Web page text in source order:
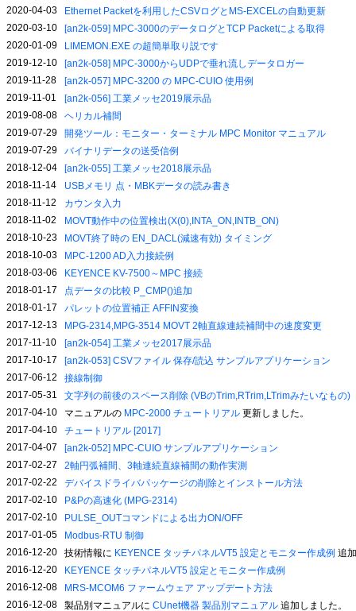
2020-04-03
Ethernet Packetを利用したCSVログとMS-EXCELの自動更新
2020-03-10
[an2k-059] MPC-3000のデータログとTCP Packetによる取得
2020-01-09
LIMEMON.EXE の超簡単取り説です
2019-12-10
[an2k-058] MPC-3000からUDPで垂れ流しデータロガー
2019-11-28
[an2k-057] MPC-3200 の MPC-CUIO 使用例
2019-11-01
[an2k-056] 工業メッセ2019展示品
2019-08-08
ヘリカル補間
2019-07-29
開発ツール：モニター・ターミナル MPC Monitor マニュアル
2019-07-29
バイナリデータの送受信例
2018-12-04
[an2k-055] 工業メッセ2018展示品
2018-11-14
USBメモリ 点・MBKデータの読み書き
2018-11-12
カウンタ入力
2018-11-02
MOVT動作中の位置検出(X(0),INTA_ON,INTB_ON)
2018-10-23
MOVT終了時の EN_DACL(減速有効) タイミング
2018-10-03
MPC-1200 AD入力接続例
2018-03-06
KEYENCE KV-7500～MPC 接続
2018-01-17
点データの比較 P_CMP()追加
2018-01-17
パレットの位置補正 AFFIN変換
2017-12-13
MPG-2314,MPG-3514 MOVT 2軸直線連続補間中の速度変更
2017-11-10
[an2k-054] 工業メッセ2017展示品
2017-10-17
[an2k-053] CSVファイル 保存/読込 サンプルアプリケーション
2017-06-12
接線制御
2017-05-31
文字列の前後のスペース削除 (VBのTrim,RTrim,LTrimみたいなもの)
2017-04-10
マニュアルの MPC-2000 チュートリアル 更新しました。
2017-04-10
チュートリアル [2017]
2017-04-07
[an2k-052] MPC-CUIO サンプルアプリケーション
2017-02-27
2軸円弧補間、3軸連続直線補間の動作実測
2017-02-22
デバイスドライバパッケージの削除とインストール方法
2017-02-10
P&Pの高速化 (MPG-2314)
2017-02-10
PULSE_OUTコマンドによる出力ON/OFF
2017-01-05
Modbus-RTU 制御
2016-12-20
技術情報に KEYENCE タッチパネルVT5 設定とモニター作成例 追
2016-12-20
KEYENCE タッチパネルVT5 設定とモニター作成例
2016-12-08
MRS-MCOM6 ファームウェア アップデート方法
2016-12-08
製品別マニュアルに CUnet機器 製品別マニュアル 追加しました。